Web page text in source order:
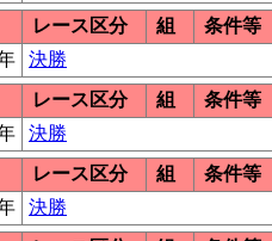
レース区分 組
条件等
決勝
レース区分 組
条件等
決勝
レース区分 組
条件等
決勝